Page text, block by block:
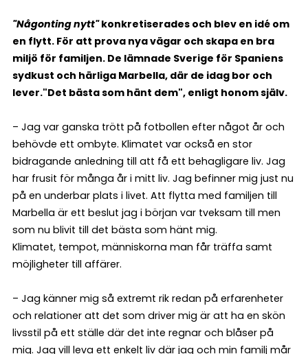
"Någonting nytt"konkretiserades och blev en idé om
en flytt. För att prova nya vägar och skapa en bra
miljö för familjen. De lämnade Sverige för Spaniens
sydkust och härliga Marbella, där de idag bor och
lever."Det bästa som hänt dem", enligt honom själv.
– Jag var ganska trött på fotbollen efter något år och
behövde ett ombyte. Klimatet var också en stor
bidragande anledning till att få ett behagligare liv. Jag
har frusit för många år i mitt liv. Jag befinner mig just nu
på en underbar plats i livet. Att flytta med familjen till
Marbella är ett beslut jag i början var tveksam till men
som nu blivit till det bästa som hänt mig.
Klimatet, tempot, människorna man får träffa samt
möjligheter till affärer.
– Jag känner mig så extremt rik redan på erfarenheter
och relationer att det som driver mig är att ha en skön
livsstil på ett ställe där det inte regnar och blåser på
mig. Jag vill leva ett enkelt liv där jag och min familj mår